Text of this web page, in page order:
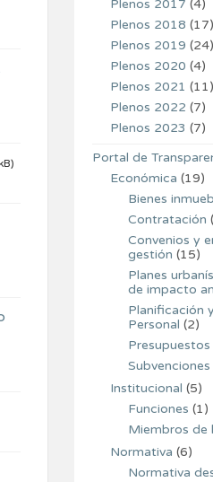
Plenos 2017 (4)
Plenos 2018 (17)
Plenos 2019 (24)
Plenos 2020 (4)
Plenos 2021 (11)
Plenos 2022 (7)
Plenos 2023 (7)
Portal de
Económica (19)
Bienes
Contratación
Convenios y
gestión (15)
Planes
de impacto
Planificación
Personal (2)
Presupuestos
Subvenciones
Institucional (5)
Funciones (1)
Miembros de
Normativa (6)
Normativa